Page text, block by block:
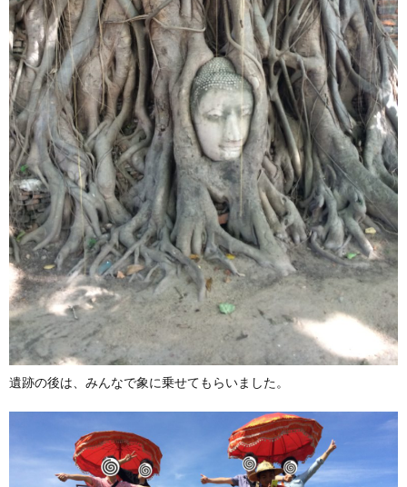
遺跡の後は、みんなで象に乗せてもらいました。